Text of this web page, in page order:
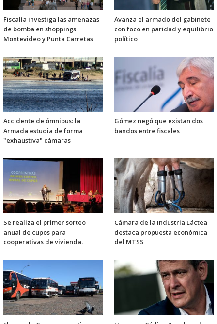
Fiscalía investiga las amenazas
de bomba en shoppings
Montevideo y Punta Carretas
Avanza el armado del gabinete
con foco en paridad y equilibrio
político
Accidente de ómnibus: la
Armada estudia de forma
"exhaustiva" cámaras
Gómez negó que existan dos
bandos entre fiscales
Se realiza el primer sorteo
anual de cupos para
cooperativas de vivienda.
Cámara de la Industria Láctea
destaca propuesta económica
del MTSS